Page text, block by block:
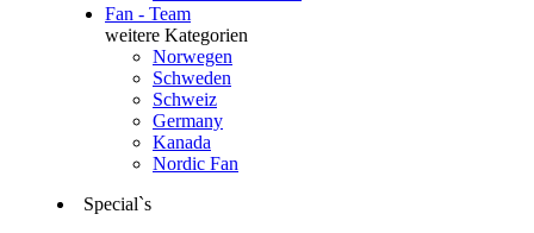
Fan - Team
weitere Kategorien
Norwegen
Schweden
Schweiz
Germany
Kanada
Nordic Fan
Special`s